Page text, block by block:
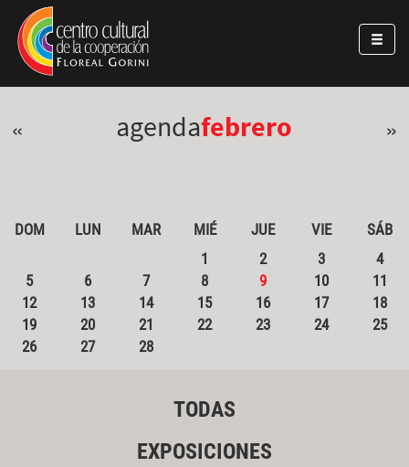
Pasar al contenido principal
Jump to main content
« agendafebrero »
DOM LUN MAR MIÉ JUE VIE
SÁB
1
2 3
4
5
6 7 8 9 10
11
12
13 14 15 16 17
18
19
20 21 22 23 24
25
26
27 28
TODAS
EXPOSICIONES